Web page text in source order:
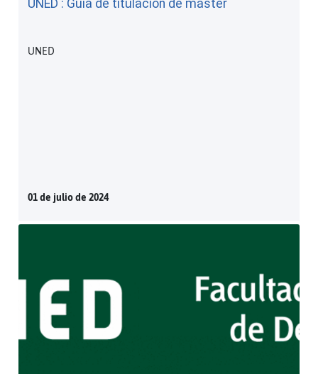
UNED : Guía de titulación de máster
UNED
01 de julio de 2024